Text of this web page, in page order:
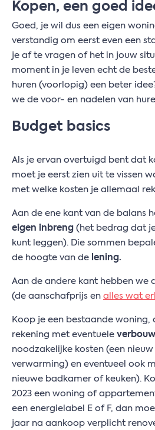
Kopen, een goed
Goed, je wil dus een eigen
verstandig om eerst even een
je af te vragen of het in jouw
moment in je leven echt de
huren (voorlopig) een beter
we de voor- en nadelen van
Budget basics
Als je ervan overtuigd bent dat
moet je eerst zien uit te vissen
met welke kosten je allemaal
Aan de ene kant van de balans
eigen inbreng (het bedrag dat
kunt leggen). Die sommen
de hoogte van de lening.
Aan de andere kant hebben we
(de aanschafprijs en alles wat
Koop je een bestaande woning,
rekening met eventuele
noodzakelijke kosten (een
verwarming) en eventueel ook
nieuwe badkamer of keuken).
2023 een woning of
een energielabel E of F, dan
jaar na aankoop verplicht